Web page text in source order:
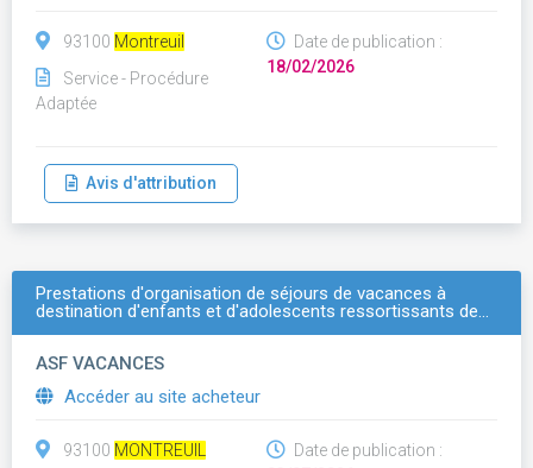
93100 Montreuil
Service - Procédure
Adaptée
Date de publication :
18/02/2026
Avis d'attribution
Prestations d'organisation de séjours de vacances à
destination d'enfants et d'adolescents ressortissants de…
ASF VACANCES
Accéder au site acheteur
93100 MONTREUIL
Date de publication :